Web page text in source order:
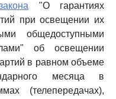
"О гарантиях
при освещении их
общедоступными
об освещении
в равном объеме
месяца в
(телепередачах),